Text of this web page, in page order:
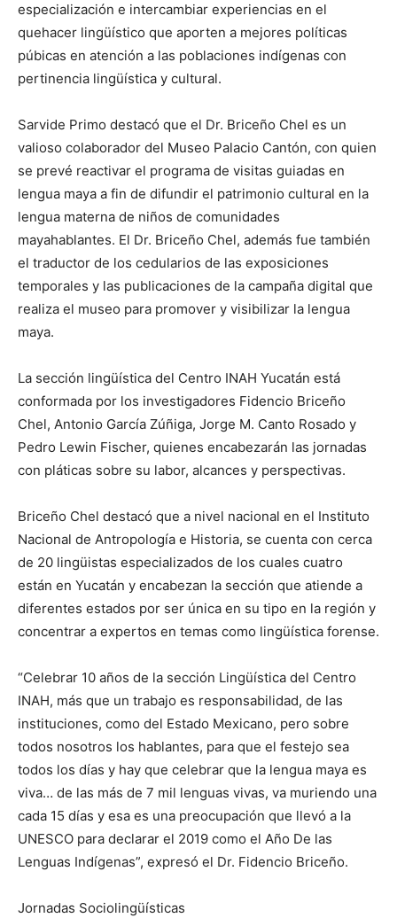
especialización e intercambiar experiencias en el
quehacer lingüístico que aporten a mejores políticas
púbicas en atención a las poblaciones indígenas con
pertinencia lingüística y cultural.
Sarvide Primo destacó que el Dr. Briceño Chel es un
valioso colaborador del Museo Palacio Cantón, con quien
se prevé reactivar el programa de visitas guiadas en
lengua maya a fin de difundir el patrimonio cultural en la
lengua materna de niños de comunidades
mayahablantes. El Dr. Briceño Chel, además fue también
el traductor de los cedularios de las exposiciones
temporales y las publicaciones de la campaña digital que
realiza el museo para promover y visibilizar la lengua
maya.
La sección lingüística del Centro INAH Yucatán está
conformada por los investigadores Fidencio Briceño
Chel, Antonio García Zúñiga, Jorge M. Canto Rosado y
Pedro Lewin Fischer, quienes encabezarán las jornadas
con pláticas sobre su labor, alcances y perspectivas.
Briceño Chel destacó que a nivel nacional en el Instituto
Nacional de Antropología e Historia, se cuenta con cerca
de 20 lingüistas especializados de los cuales cuatro
están en Yucatán y encabezan la sección que atiende a
diferentes estados por ser única en su tipo en la región y
concentrar a expertos en temas como lingüística forense.
“Celebrar 10 años de la sección Lingüística del Centro
INAH, más que un trabajo es responsabilidad, de las
instituciones, como del Estado Mexicano, pero sobre
todos nosotros los hablantes, para que el festejo sea
todos los días y hay que celebrar que la lengua maya es
viva… de las más de 7 mil lenguas vivas, va muriendo una
cada 15 días y esa es una preocupación que llevó a la
UNESCO para declarar el 2019 como el Año De las
Lenguas Indígenas”, expresó el Dr. Fidencio Briceño.
Jornadas Sociolingüísticas